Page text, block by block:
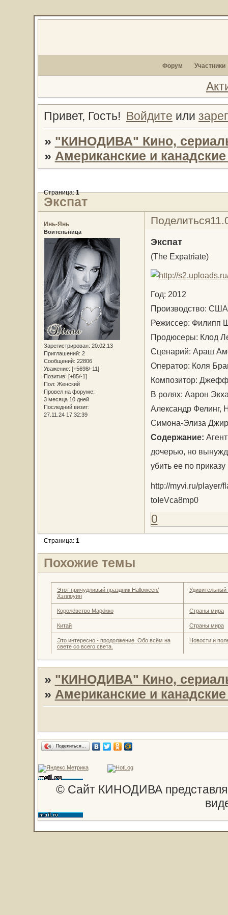
Форум Участники
Привет, Гость! Войдите или
» "КИНОДИВА" Кино,
» Американские и
Экспат
Страница:1
Поделиться
Инь-Янь
Воительница
Зарегистрирован: 20.02.13
Приглашений: 2
Сообщений: 22806
Уважение: [+5698/-11]
Позитив: [+85/-1]
Пол: Женский
Провел на форуме:
3 месяца 10 дней
Последний визит:
27.11.24 17:32:39
Экспат
(The Expatriate)
Год: 2012
Производство:
Режиссер: Филипп
Продюсеры: Клод
Сценарий: Араш
Оператор: Коля
Композитор:
В ролях: Аарон
Александр Фелинг,
Симона-Элиза
Содержание:
дочерью, но
убить ее по приказу
http://myvi.ru/player/
toIeVca8mp0
0
Страница: 1
Похожие темы
Этот причудливый праздник Halloween/
Хэллоуин
Короле́вство Маро́кко Страны мира
Китай Страны мира
Это интересно - продолжение. Обо всём на
свете со всего света.
Новости и
» "КИНОДИВА" Кино,
» Американские и
Поделиться…
© Сайт КИНОДИВА